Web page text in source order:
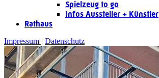
Spielzeug to go
Infos Aussteller + Künstler
Rathaus
Impressum Datenschutz